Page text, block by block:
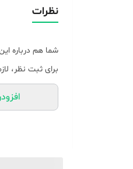
قابلیت شستشو
نظرات
شما هم درباره
برای ثبت نظر،